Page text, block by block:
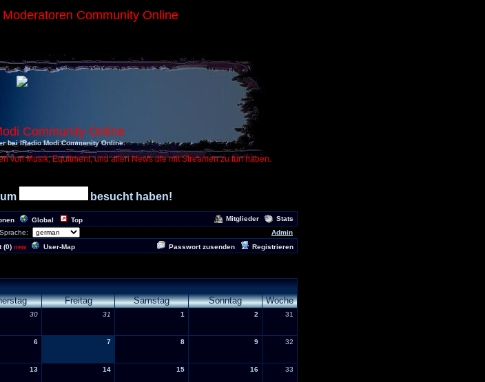
Community Online
Community Online
bei IRadio Modi Community Online.
von Musik, Equitment, und allen News die mit Streamen zu tun haben.
besucht haben!
Global Top Mitglieder
Stats
Admin
(0) new User-Map Passwort zusenden Registrieren
Freitag Samstag Sonntag Woche
30 31 1 2 31
6 7 8 9 32
13 14 15 16 33